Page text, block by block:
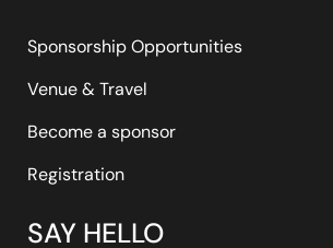
Sponsorship Opportunities
Venue & Travel
Become a sponsor
Registration
SAY HELLO